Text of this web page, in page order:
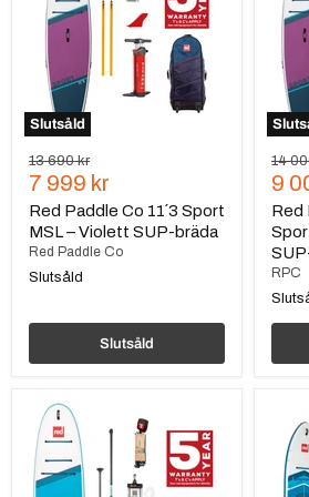
Slutsåld
Sport
Violett
SUP-
bräda
Ursprungspris
13 690 kr
Nuvarande
pris
7 999 kr
Red Paddle Co 11´3 Sport
MSL – Violett SUP-bräda
Red Paddle Co
Slutsåld
Slutsåld
Sport
Purple
MSL,
SUP-
Bräda
14
pris
9
Red
RPC
Red
Paddle
Co,
10’6
Ride
Co